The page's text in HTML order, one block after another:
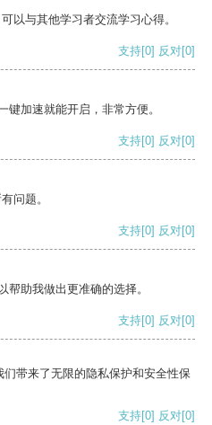
以与其他学习者交流学习心得。
支持[0] 反对[0]
键加速就能开启，非常方便。
支持[0] 反对[0]
问题。
支持[0] 反对[0]
帮助我做出更准确的选择。
支持[0] 反对[0]
带来了无限的隐私保护和安全性保
支持[0] 反对[0]